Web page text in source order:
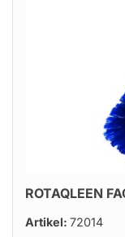
ROTAQLEEN
Artikel: 72014